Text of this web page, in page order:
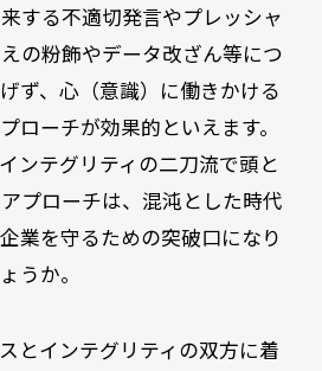
する不適切発言やプレッシャ
の粉飾やデータ改ざん等につ
ず、心（意識）に働きかける
ローチが効果的といえます。
ンテグリティの二刀流で頭と
プローチは、混沌とした時代
業を守るための突破口になり
うか。
とインテグリティの双方に着